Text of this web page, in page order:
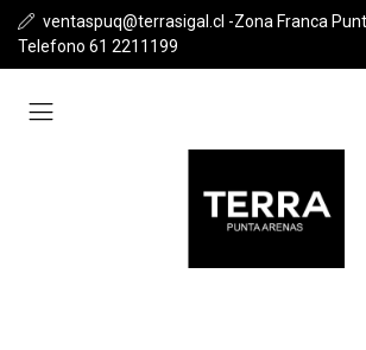
ventaspuq@terrasigal.cl -Zona Franca
Telefono 61 2211199